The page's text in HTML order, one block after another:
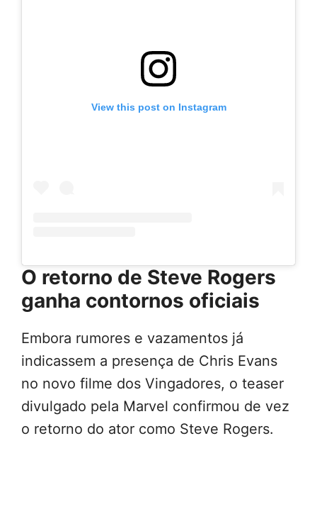
View this post on Instagram
O retorno de Steve Rogers
ganha contornos oficiais
Embora rumores e vazamentos já
indicassem a presença de Chris Evans
no novo filme dos Vingadores, o teaser
divulgado pela Marvel confirmou de vez
o retorno do ator como Steve Rogers.